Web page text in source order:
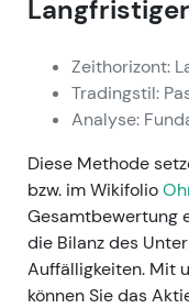
Zeithorizont:
Tradingstil:
Analyse:
Diese Methode
bzw. im Wikifolio
Gesamtbewertung
die Bilanz des
Auffälligkeiten. Mit
können Sie das